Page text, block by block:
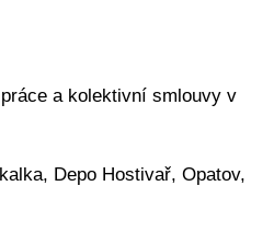
a kolektivní smlouvy v
Depo Hostivař, Opatov,